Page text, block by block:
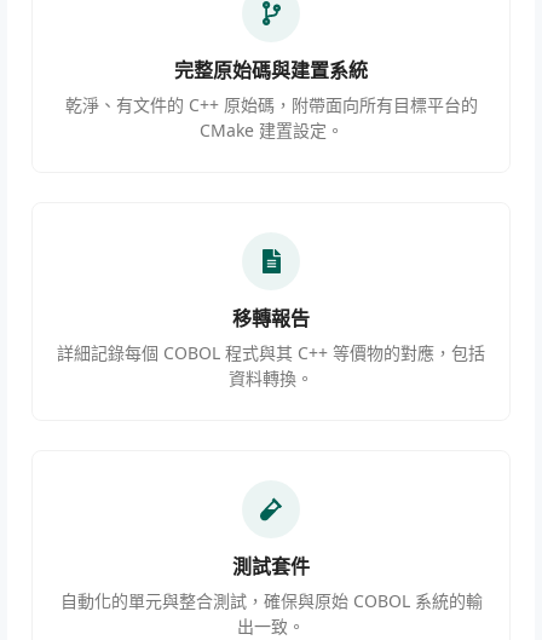
完整原始碼與建置系統
乾淨、有文件的 C++ 原始碼，附帶面向所有目標平台的
CMake 建置設定。
移轉報告
詳細記錄每個 COBOL 程式與其 C++ 等價物的對應，包括
資料轉換。
測試套件
自動化的單元與整合測試，確保與原始 COBOL 系統的輸
出一致。